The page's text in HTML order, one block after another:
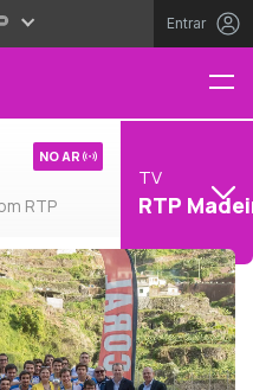
Entrar
RTP
NO AR
TV
RTP